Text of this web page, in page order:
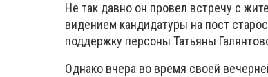
Не так давно он провел встречу с
видением кандидатуры на пост
поддержку персоны Татьяны
Однако вчера во время своей